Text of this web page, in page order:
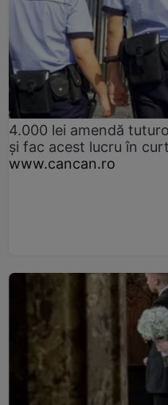
4.000 lei amendă
și fac acest lucru în
www.cancan.ro